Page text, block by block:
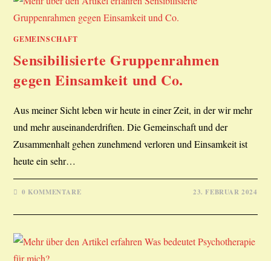
GEMEINSCHAFT
Sensibilisierte Gruppenrahmen
gegen Einsamkeit und Co.
Aus meiner Sicht leben wir heute in einer Zeit, in der wir mehr
und mehr auseinanderdriften. Die Gemeinschaft und der
Zusammenhalt gehen zunehmend verloren und Einsamkeit ist
heute ein sehr…
0 KOMMENTARE 23. FEBRUAR 2024